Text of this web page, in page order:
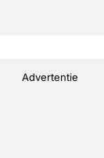
Advertentie